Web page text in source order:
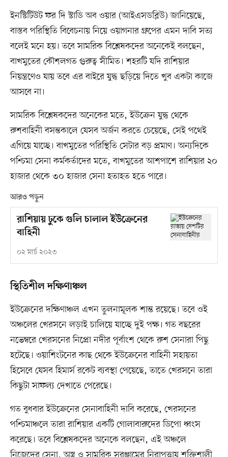
ইনস্টিটিউট ফর দি স্টাডি অব ওয়ার (আইএসডব্লিউ) জানিয়েছে,
বাস্তব পরিস্থিতি বিবেচনায় নিয়ে ওয়াগনার গ্রুপের এমন দাবি সত্য
বলেই মনে হয়। তবে সামরিক বিশ্লেষকদের অনেকেই বলছেন,
বাখমুতের কৌশলগত গুরুত্ব সীমিত। শহরটি যদি রাশিয়ার
নিয়ন্ত্রণেও যায় তবে এর বাইরে যুদ্ধ ছড়িয়ে দিতে খুব একটা কাজে
আসবে না।
সামরিক বিশ্লেষকদের অনেকের মতে, ইউক্রেন যুদ্ধ থেকে
রুশবাহিনী বসন্তকালে যেসব অর্জন করতে চেয়েছে, সেই পথেই
এগিয়ে যাচ্ছে। বাখমুতের পরিস্থিতি সেটার বড় প্রমাণ। অন্যদিকে
পশ্চিমা সেনা কর্মকর্তাদের মতে, বাখমুতের আশপাশে রাশিয়ার ২০
হাজার থেকে ৩০ হাজার সেনা হতাহত হতে পারে।
আরও পড়ুন
রাশিয়ায় ঢুকে গুলি চালাল ইউক্রেনের
বাহিনী
০২ মার্চ ২০২৩
স্থিতিশীল দক্ষিণাঞ্চল
ইউক্রেনের দক্ষিণাঞ্চল এখন তুলনামূলক শান্ত রয়েছে। তবে ওই
অঞ্চলের খেরসনে লড়াই চালিয়ে যাচ্ছে দুই পক্ষ। গত বছরের
নভেম্বরে খেরসনের নিপ্রো নদীর পূর্বাংশ থেকে রুশ সেনারা পিছু
হটেছে। ওয়াশিংটনের কাছ থেকে ইউক্রেনের বাহিনী সহায়তা
হিসেবে যেসব হিমার্স রকেট ব্যবস্থা পেয়েছে, তাতে খেরসনে তারা
কিছুটা সাফল্য দেখাতে পেরেছে।
গত বুধবার ইউক্রেনের সেনাবাহিনী দাবি করেছে, খেরসনের
পশ্চিমাঞ্চলে তারা রাশিয়ার একটি গোলাবারুদের ডিপো ধ্বংস
করেছে। তবে বিশ্লেষকদের অনেকে বলছেন, এই অঞ্চলে